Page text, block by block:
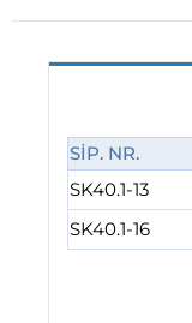
SİP. NR.
SK40.1-13
SK40.1-16